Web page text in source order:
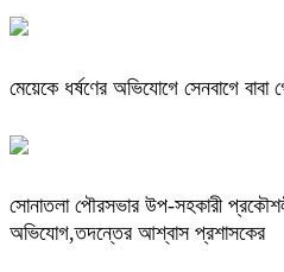
মেয়েকে ধর্ষণের অভিযোগে সেনবাগে বাবা
সোনাতলা পৌরসভার উপ-সহকারী
অভিযোগ,তদন্তের আশ্বাস প্রশাসকের